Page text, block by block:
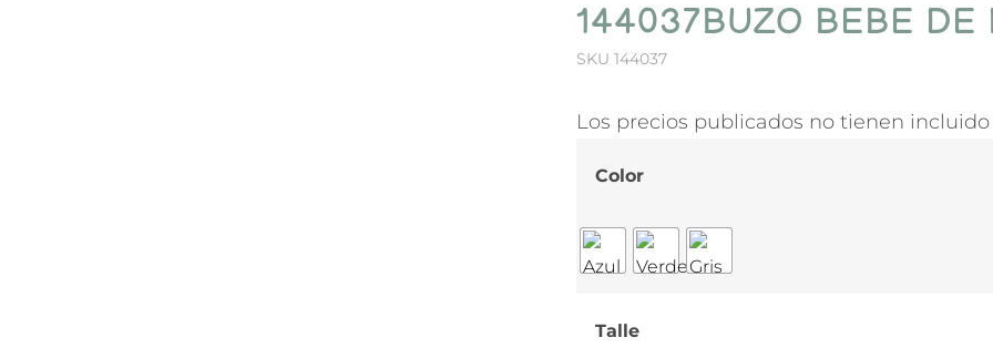
144037BUZO BEBE DE
SKU 144037
Los precios publicados no tienen incluido
Color
Talle